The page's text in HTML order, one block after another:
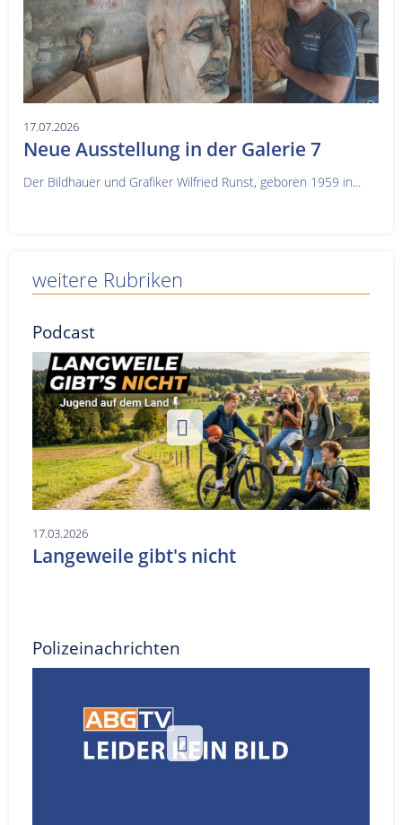
17.07.2026
Neue Ausstellung in der Galerie 7
Der Bildhauer und Grafiker Wilfried Runst, geboren 1959 in...
weitere Rubriken
Podcast
17.03.2026
Langeweile gibt's nicht
Polizeinachrichten